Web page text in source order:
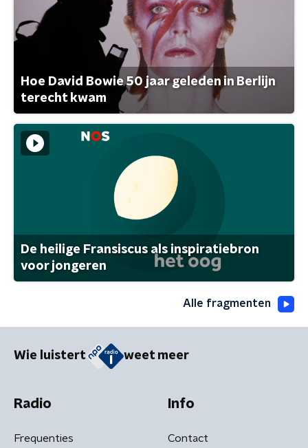
Hoe David Bowie 50 jaar geleden in Berlijn
terecht kwam
De heilige Fransiscus als inspiratiebron
voor jongeren
Alle fragmenten
Wie luistert weet meer
Radio
Frequenties
Info
Contact